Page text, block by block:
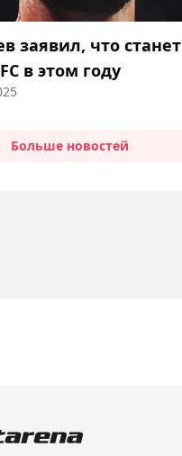
заявил, что станет
в этом году
Больше новостей